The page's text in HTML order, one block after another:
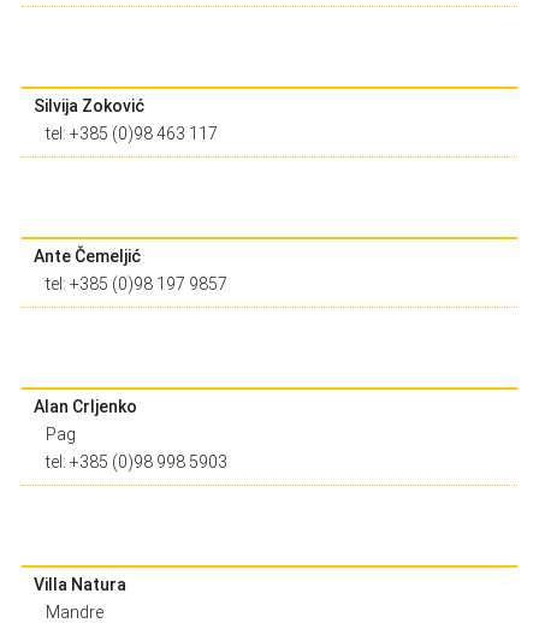
Silvija Zoković
tel: +385 (0)98 463 117
Ante Čemeljić
tel: +385 (0)98 197 9857
Alan Crljenko
Pag
tel: +385 (0)98 998 5903
Villa Natura
Mandre